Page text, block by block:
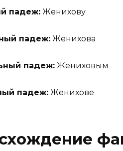
падеж: Женихову
падеж: Женихова
падеж: Жениховым
падеж: Женихове